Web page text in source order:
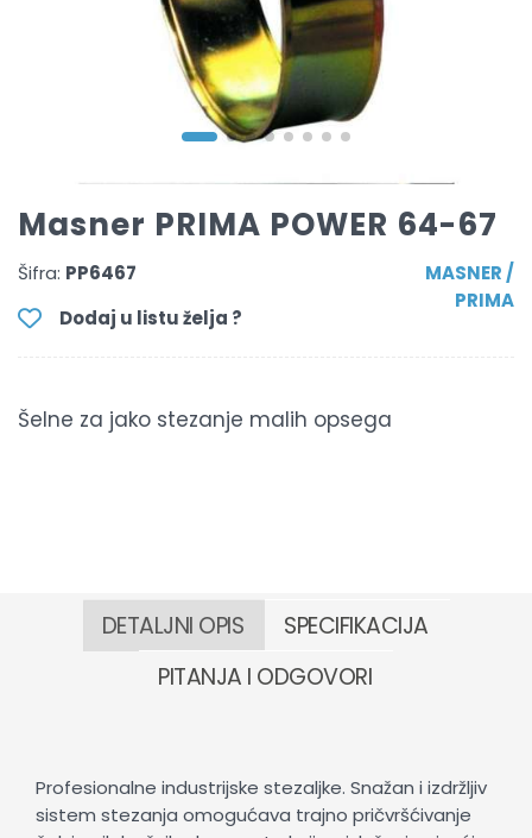
Masner PRIMA POWER 64-67
Šifra: PP6467
Dodaj u listu želja ?
MASNER /
PRIMA
Šelne za jako stezanje malih opsega
DETALJNI OPIS
SPECIFIKACIJA
PITANJA I ODGOVORI
Profesionalne industrijske stezaljke. Snažan i izdržljiv
sistem stezanja omogućava trajno pričvršćivanje